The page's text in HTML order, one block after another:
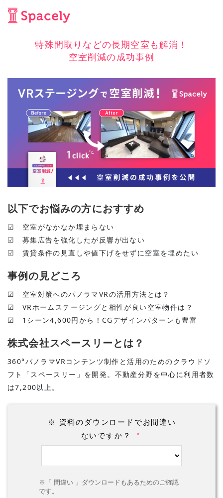
特殊間取りなどの長期空室も解消！
空室削減の成功事例
以下でお悩みの方におすすめ
☑ 空室がなかなか埋まらない
☑ 募集広告を強化したが反響が出ない
☑ 賃貸条件の見直しや値下げをせずに空室を埋めたい
事例の見どころ
☑ 空室対策へのパノラマVRの活用方法とは？
☑ VRホームステージングと相性が良い空室物件は？
☑ 1シーン4,600円から！CGデザインパターンも豊富
株式会社スペースリーとは？
360°パノラマVRコンテンツ制作と活用のためのクラウドソ
フト「スペースリー」を開発。不動産分野を中心に利用者数
は7,200以上。